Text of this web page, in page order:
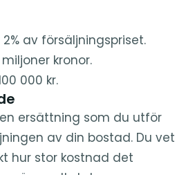
av försäljningspriset.
kronor.
000 kr.
ersättning som du utför
av din bostad. Du vet
hur stor kostnad det